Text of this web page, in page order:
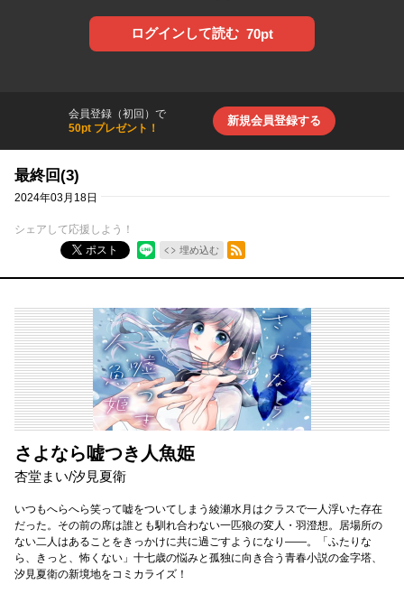
ログインして読む 70pt
会員登録（初回）で
50pt プレゼント！
新規会員登録する
最終回(3)
2024年03月18日
シェアして応援しよう！
ポスト
埋め込む
RSSフィード
さよなら嘘つき人魚姫
杏堂まい/汐見夏衛
いつもへらへら笑って嘘をついてしまう綾瀬水月はクラスで一人浮いた存在
だった。その前の席は誰とも馴れ合わない一匹狼の変人・羽澄想。居場所の
ない二人はあることをきっかけに共に過ごすようになり――。「ふたりな
ら、きっと、怖くない」十七歳の悩みと孤独に向き合う青春小説の金字塔、
汐見夏衛の新境地をコミカライズ！